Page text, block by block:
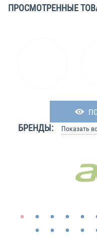
ПРОСМОТРЕННЫЕ
БРЕНДЫ: Показать